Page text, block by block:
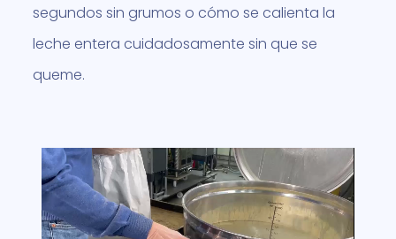
segundos sin grumos o cómo se calienta la
leche entera cuidadosamente sin que se
queme.